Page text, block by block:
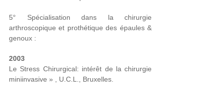
5° Spécialisation dans la chirurgie
arthroscopique et prothétique des épaules &
genoux :
2003
Le Stress Chirurgical: intérêt de la chirurgie
miniinvasive » , U.C.L., Bruxelles.